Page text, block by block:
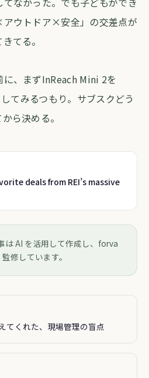
ウトドア×安全」の交差点が
てる。
、まずInReach Mini 2を
てみるつもり。サブスクどう
ら決める。
deals from REI’s massive
は AI を活用して作成し、forva
修しています。
てくれた、現場管理の盲点